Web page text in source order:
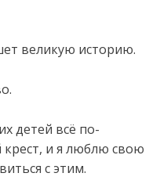
великую историю.
детей всё по-
крест, и я люблю свою
с этим.